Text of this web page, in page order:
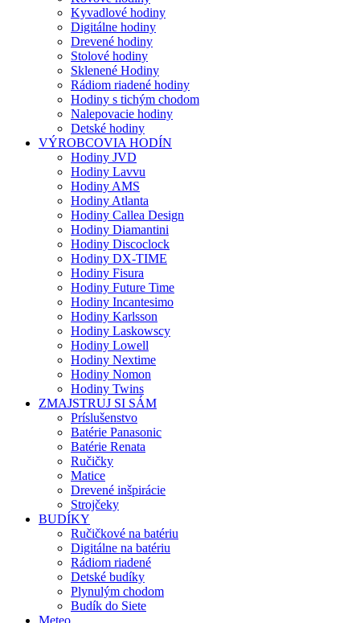
Kyvadlové hodiny
Digitálne hodiny
Drevené hodiny
Stolové hodiny
Sklenené Hodiny
Rádiom riadené hodiny
Hodiny s tichým chodom
Nalepovacie hodiny
Detské hodiny
VÝROBCOVIA HODÍN
Hodiny JVD
Hodiny Lavvu
Hodiny AMS
Hodiny Atlanta
Hodiny Callea Design
Hodiny Diamantini
Hodiny Discoclock
Hodiny DX-TIME
Hodiny Fisura
Hodiny Future Time
Hodiny Incantesimo
Hodiny Karlsson
Hodiny Laskowscy
Hodiny Lowell
Hodiny Nextime
Hodiny Nomon
Hodiny Twins
ZMAJSTRUJ SI SÁM
Príslušenstvo
Batérie Panasonic
Batérie Renata
Ručičky
Matice
Drevené inšpirácie
Strojčeky
BUDÍKY
Ručičkové na batériu
Digitálne na batériu
Rádiom riadené
Detské budíky
Plynulým chodom
Budík do Siete
Meteo